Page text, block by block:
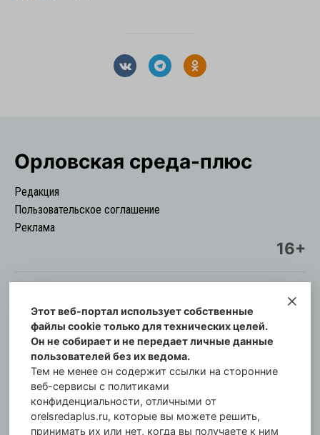
Орловская cреда-плюс
Редакция
Пользовательское соглашение
Реклама
16+
© Информационный городской портал
Орловская cреда-плюс, 2021-2026
Свидетельство о регистрации СМИ: ПИ №57-
00254 от 29 октября 2013 г.
Газета зарегистрирована Управлением
Федеральной службы по надзору в сфере связи,
информационных технологий и массовых
Этот веб-портал использует собственные
файлы cookie только для технических целей.
Он не собирает и не передает личные данные
пользователей без их ведома.
Тем не менее он содержит ссылки на сторонние
веб-сервисы с политиками
конфиденциальности, отличными от
orelsredaplus.ru, которые вы можете решить,
принимать их или нет, когда вы получаете к ним